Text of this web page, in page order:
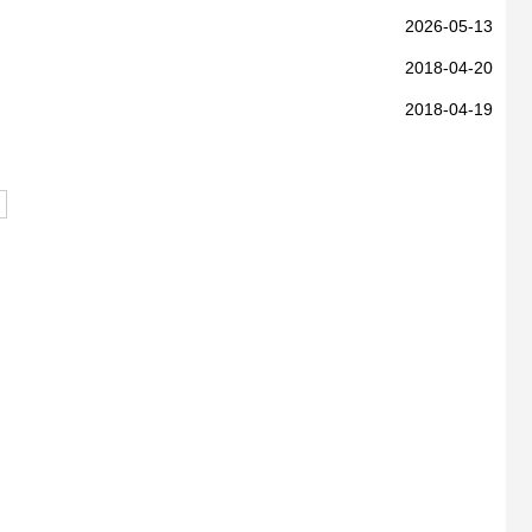
2026-05-13
2018-04-20
2018-04-19